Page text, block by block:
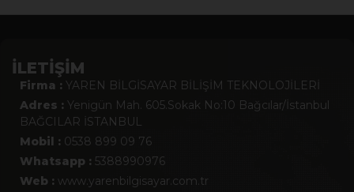
İLETİŞİM
Firma : YAREN BİLGİSAYAR BİLİŞİM TEKNOLOJİLERİ
Adres : Yenigün Mah. 605.Sokak No:10 Bağcılar/İstanbul
BAĞCILAR İSTANBUL
Mobil : 0538 899 09 76
Whatsapp : 5388990976
Web : www.yarenbilgisayar.com.tr